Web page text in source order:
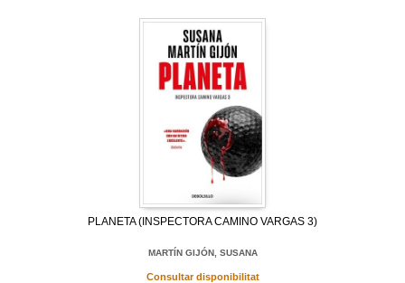
PLANETA (INSPECTORA CAMINO VARGAS 3)
MARTÍN GIJÓN, SUSANA
Consultar disponibilitat